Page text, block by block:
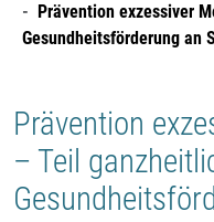
Prävention exzessiver
Gesundheitsförderung an
Prävention
– Teil